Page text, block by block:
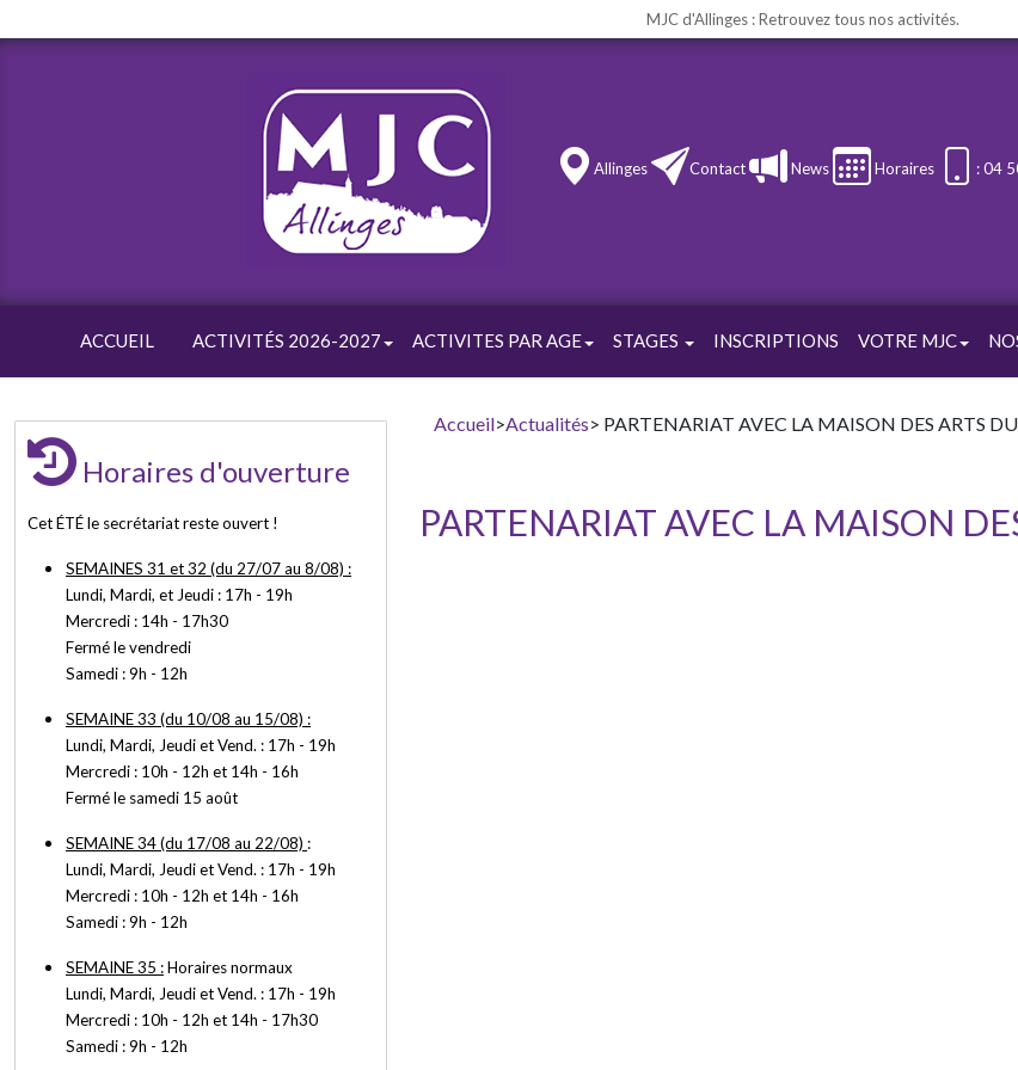
MJC d'Allinges : Retrouvez tous nos activités.
Allinges Contact News Horaires : 04
ACCUEIL ACTIVITÉS 2026-2027 ACTIVITES PAR AGE STAGES INSCRIPTIONS VOTRE MJC
Accueil>Actualités> PARTENARIAT AVEC LA MAISON DES ARTS
PARTENARIAT AVEC LA MAISON
Horaires d'ouverture
Cet ÉTÉ le secrétariat reste ouvert !
SEMAINES 31 et 32 (du 27/07 au 8/08) :
Lundi, Mardi, et Jeudi : 17h - 19h
Mercredi : 14h - 17h30
Fermé le vendredi
Samedi : 9h - 12h
SEMAINE 33 (du 10/08 au 15/08) :
Lundi, Mardi, Jeudi et Vend. : 17h - 19h
Mercredi : 10h - 12h et 14h - 16h
Fermé le samedi 15 août
SEMAINE 34 (du 17/08 au 22/08) :
Lundi, Mardi, Jeudi et Vend. : 17h - 19h
Mercredi : 10h - 12h et 14h - 16h
Samedi : 9h - 12h
SEMAINE 35 :Horaires normaux
Lundi, Mardi, Jeudi et Vend. : 17h - 19h
Mercredi : 10h - 12h et 14h - 17h30
Samedi : 9h - 12h